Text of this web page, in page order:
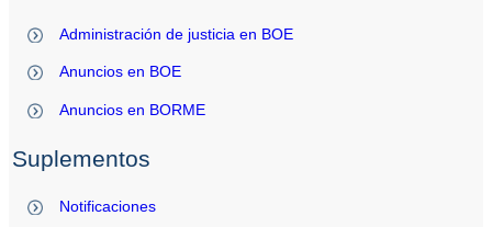
Administración de justicia en BOE
Anuncios en BOE
Anuncios en BORME
Suplementos
Notificaciones